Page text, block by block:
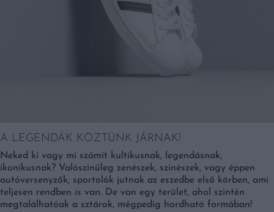
A LEGENDÁK KÖZTÜNK JÁRNAK!
Neked ki vagy mi számít kultikusnak, legendásnak,
ikonikusnak? Valószínűleg zenészek, színészek, vagy éppen
autóversenyzők, sportolók jutnak az eszedbe első körben, ami
teljesen rendben is van. De van egy terület, ahol szintén
megtalálhatóak a sztárok, mégpedig hordható formában!